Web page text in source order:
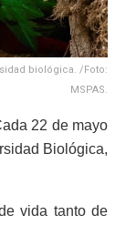
biológica. /Foto:
MSPAS.
22 de mayo
Biológica,
vida tanto de